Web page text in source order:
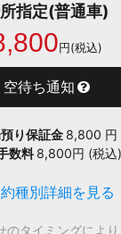
指定(普通車)
円(税込)
空待ち通知
り保証金 8,800 円
数料 8,800円 (税込)
種別詳細を見る
タイミングによ